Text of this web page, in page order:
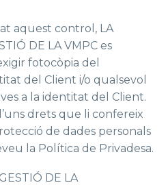
aquest control, LA
DE LA VMPC es
fotocòpia del
del Client i/o qualsevol
a la identitat del Client.
drets que li confereix
de dades personals
la Política de Privadesa.
DE LA